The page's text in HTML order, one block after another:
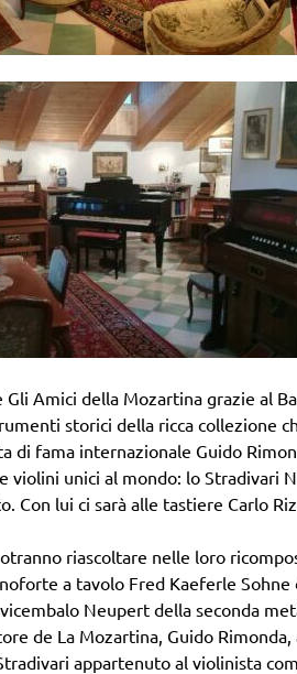
Amici della Mozartina grazie al
storici della ricca collezione
di fama internazionale Guido
violini unici al mondo: lo Stradivari
Con lui ci sarà alle tastiere Carlo
riascoltare nelle loro
a tavolo Fred Kaeferle
Neupert della seconda
de La Mozartina, Guido
appartenuto al violinista